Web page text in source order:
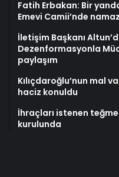
Fatih Erbakan: Bir
Emevi Camii’nde
İletişim Başkanı
Dezenformasyonla
paylaşım
Kılıçdaroğlu’nun mal
haciz konuldu
İhraçları istenen
kurulunda